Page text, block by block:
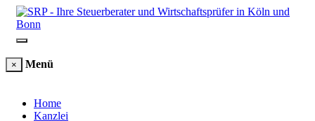
× Menü
Home
Kanzlei